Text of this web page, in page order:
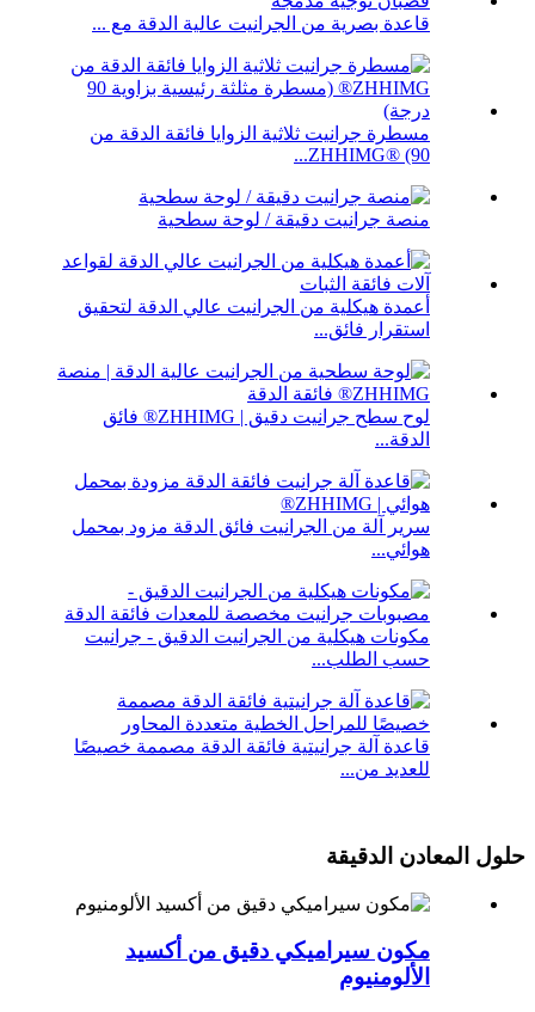
قاعدة بصرية من الجرانيت عالية الدقة مع ...
مسطرة جرانيت ثلاثية الزوايا فائقة الدقة من
ZHHIMG® (90...
منصة جرانيت دقيقة / لوحة سطحية
أعمدة هيكلية من الجرانيت عالي الدقة لتحقيق
استقرار فائق...
لوح سطح جرانيت دقيق | ZHHIMG® فائق
الدقة...
سرير آلة من الجرانيت فائق الدقة مزود بمحمل
هوائي...
مكونات هيكلية من الجرانيت الدقيق - جرانيت
حسب الطلب...
قاعدة آلة جرانيتية فائقة الدقة مصممة خصيصًا
للعديد من...
حلول المعادن الدقيقة
مكون سيراميكي دقيق من أكسيد
الألومنيوم